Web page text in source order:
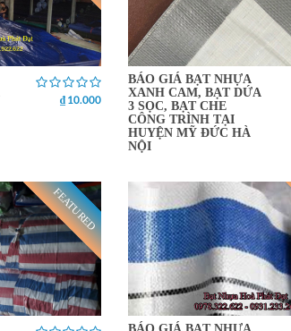
₫ 10.000
BÁO GIÁ BẠT NHỰA
XANH CAM, BẠT DỨA
3 SỌC, BẠT CHE
CÔNG TRÌNH TẠI
HUYỆN MỸ ĐỨC HÀ
NỘI
FEATURED